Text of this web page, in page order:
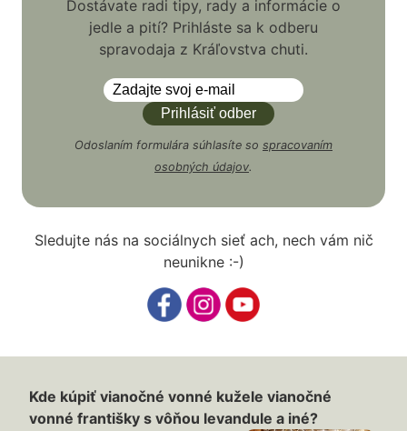
Dostávate radi tipy, rady a informácie o
jedle a pití? Prihláste sa k odberu
spravodaja z Kráľovstva chuti.
Odoslaním formulára súhlasíte so spracovaním
osobných údajov.
Sledujte nás na sociálnych sieť ach, nech vám nič
neunikne :-)
Kde kúpiť vianočné vonné kužele vianočné
vonné františky s vôňou levandule a iné?